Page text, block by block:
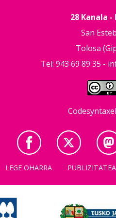
28 Kanala
San
Tolosa
Tel: 943 69 89 35 -
LEGE OHARRA PUBLIZITATEA